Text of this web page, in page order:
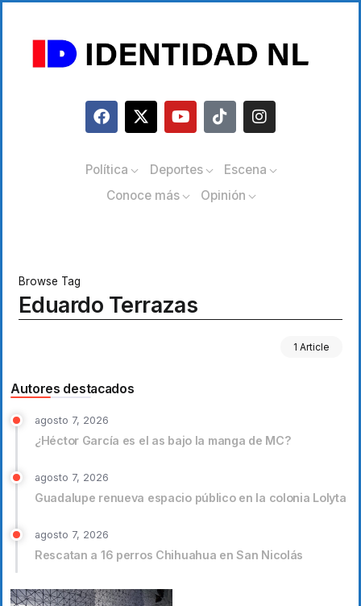
Política Deportes
Escena
Conoce más
Opinión
Browse Tag
Eduardo Terrazas
1 Article
Autores destacados
agosto 7, 2026
¿Héctor García es el as bajo la manga de MC?
agosto 7, 2026
Guadalupe renueva espacio público en la colonia Lolyta
agosto 7, 2026
Rescatan a 16 perros Chihuahua en San Nicolás